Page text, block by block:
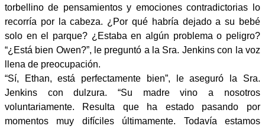
torbellino de pensamientos y emociones contradictorias lo
recorría por la cabeza. ¿Por qué habría dejado a su bebé
solo en el parque? ¿Estaba en algún problema o peligro?
“¿Está bien Owen?”, le preguntó a la Sra. Jenkins con la voz
llena de preocupación.
“Sí, Ethan, está perfectamente bien”, le aseguró la Sra.
Jenkins con dulzura. “Su madre vino a nosotros
voluntariamente. Resulta que ha estado pasando por
momentos muy difíciles últimamente. Todavía estamos